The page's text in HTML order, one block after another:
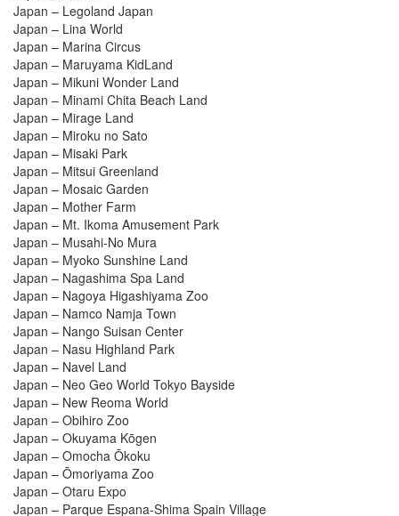
Japan – Legoland Japan
Japan – Lina World
Japan – Marina Circus
Japan – Maruyama KidLand
Japan – Mikuni Wonder Land
Japan – Minami Chita Beach Land
Japan – Mirage Land
Japan – Miroku no Sato
Japan – Misaki Park
Japan – Mitsui Greenland
Japan – Mosaic Garden
Japan – Mother Farm
Japan – Mt. Ikoma Amusement Park
Japan – Musahi-No Mura
Japan – Myoko Sunshine Land
Japan – Nagashima Spa Land
Japan – Nagoya Higashiyama Zoo
Japan – Namco Namja Town
Japan – Nango Suisan Center
Japan – Nasu Highland Park
Japan – Navel Land
Japan – Neo Geo World Tokyo Bayside
Japan – New Reoma World
Japan – Obihiro Zoo
Japan – Okuyama Kōgen
Japan – Omocha Ōkoku
Japan – Ōmoriyama Zoo
Japan – Otaru Expo
Japan – Parque Espana-Shima Spain Village